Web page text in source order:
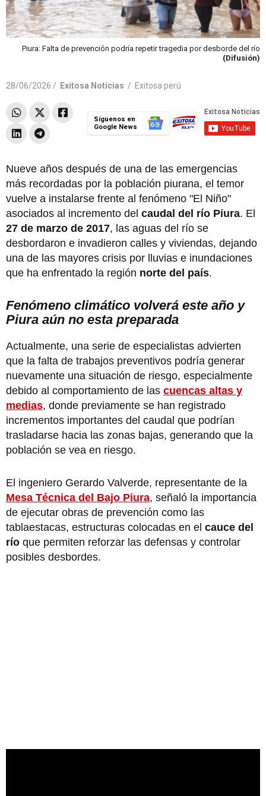
Piura: Falta de prevención podría repetir tragedia por desborde del río
(Difusión)
28/06/2026 / Exitosa Noticias / Exitosa perú
Síguenos en
Google News
Nueve años después de una de las emergencias
más recordadas por la población piurana, el temor
vuelve a instalarse frente al fenómeno "El Niño"
asociados al incremento del caudal del río Piura. El
27 de marzo de 2017, las aguas del río se
desbordaron e invadieron calles y viviendas, dejando
una de las mayores crisis por lluvias e inundaciones
que ha enfrentado la región norte del país.
Fenómeno climático volverá este año y
Piura aún no esta preparada
Actualmente, una serie de especialistas advierten
que la falta de trabajos preventivos podría generar
nuevamente una situación de riesgo, especialmente
debido al comportamiento de las cuencas altas y
medias, donde previamente se han registrado
incrementos importantes del caudal que podrían
trasladarse hacia las zonas bajas, generando que la
población se vea en riesgo.
El ingeniero Gerardo Valverde, representante de la
Mesa Técnica del Bajo Piura, señaló la importancia
de ejecutar obras de prevención como las
tablaestacas, estructuras colocadas en el cauce del
río que permiten reforzar las defensas y controlar
posibles desbordes.